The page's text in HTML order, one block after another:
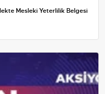
Mesleki Yeterlilik Belgesi